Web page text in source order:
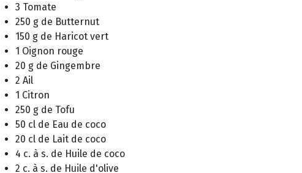
3 Tomate
250 g de Butternut
150 g de Haricot vert
1 Oignon rouge
20 g de Gingembre
2 Ail
1 Citron
250 g de Tofu
50 cl de Eau de coco
20 cl de Lait de coco
4 c. à s. de Huile de coco
2 c. à s. de Huile d'olive